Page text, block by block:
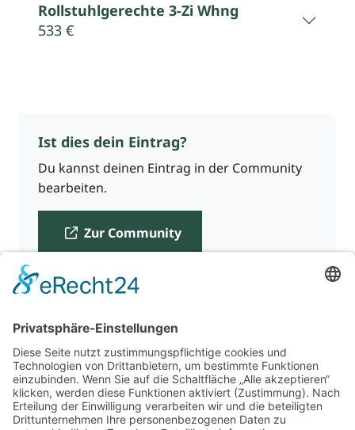
Rollstuhlgerechte 3-Zi Whng
533 €
Ist dies dein Eintrag?
Du kannst deinen Eintrag in der Community
bearbeiten.
Zur Community
Für Beratende